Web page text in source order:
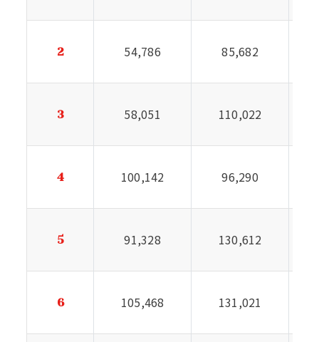
2 54,786 85,682
3 58,051 110,022
4 100,142 96,290
5 91,328 130,612
6 105,468 131,021